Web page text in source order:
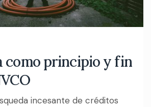
como principio y fin
incesante de créditos